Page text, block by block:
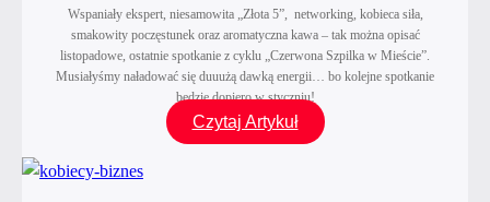
Wspaniały ekspert, niesamowita „Złota 5”, networking, kobieca siła,
smakowity poczęstunek oraz aromatyczna kawa – tak można opisać
listopadowe, ostatnie spotkanie z cyklu „Czerwona Szpilka w Mieście”.
Musiałyśmy naładować się duuużą dawką energii… bo kolejne spotkanie
będzie dopiero w styczniu!
Czytaj ArtykułOstatnie
spotkanie